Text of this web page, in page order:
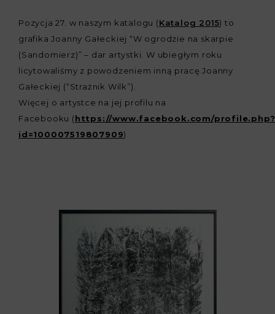
WYDARZENIA
Pozycja 27. w naszym katalogu (Katalog 2015) to
grafika Joanny Gałeckiej “W ogrodzie na skarpie
(Sandomierz)” – dar artystki. W ubiegłym roku
licytowaliśmy z powodzeniem inną pracę Joanny
Gałeckiej (“Strażnik Wilk”).
Więcej o artystce na jej profilu na
Facebooku (https://www.facebook.com/profile.php?
id=100007519807909)